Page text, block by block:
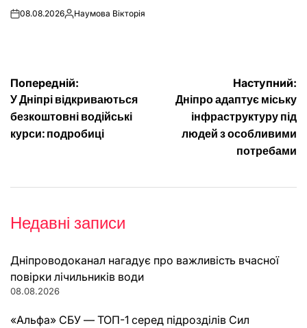
on08.08.2026Опубліковано
Наумова Вікторія
Навігація
записів
Попередній:
У Дніпрі відкриваються
безкоштовні водійські
курси: подробиці
Наступний:
Дніпро адаптує міську
інфраструктуру під
людей з особливими
потребами
Недавні записи
Дніпроводоканал нагадує про важливість вчасної
повірки лічильників води
08.08.2026
«Альфа» СБУ — ТОП-1 серед підрозділів Сил